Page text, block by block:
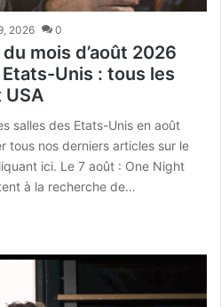
2026 0
mois d’août 2026
Unis : tous les
USA
salles des Etats-Unis en août
tous nos derniers articles sur le
ici. Le 7 août : One Night
à la recherche de…